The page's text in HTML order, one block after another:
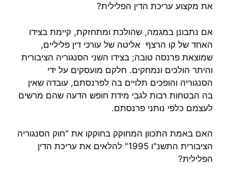
את מקצוע עריכת הדין הפלילית?
אם נתבונן במגמה, שהולכת ומתחזקת, קיימת בצידו
האחד של קו הרצף אליטה של עורכי דין פליליים,
שמוצאת פרנסה טובה; בצידו השני הסנגוריה הציבורית
והיתר הולכים ונמחקים. חלקם מועסקים על ידי
הסנגוריה והופכים תלויים בה לפרנסתם, עובדה שאין
בה הבטחות רבות לגבי מידת חופש הדעה שהם מרשים
לעצמם כלפי נותני פרנסתם.
האם באמת התכוון המחוקק בחוקקו את "חוק הסנגוריה
הציבורית התשנ"ו 1995" להלאים את עריכת הדין
הפלילית?